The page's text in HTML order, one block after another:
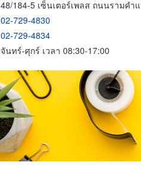
48/184-5 เซ็นเตอร์เพลส ถนนรามค
02-729-4830
02-729-4834
จันทร์-ศุกร์ เวลา 08:30-17:00